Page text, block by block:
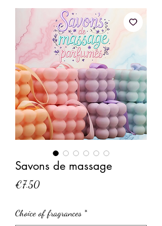
Savons de massage
€7.50Price
Choice of fragrances *